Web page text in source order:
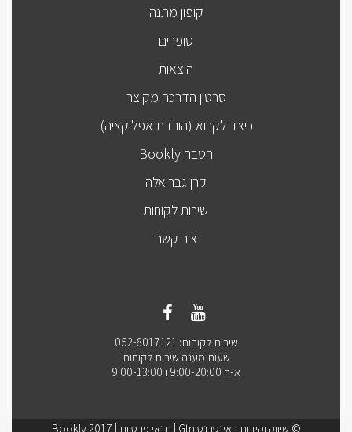
קופון מתנה
סופרים
הוצאות
סרטון הדרכה מקוצר
כיצד לקרוא (הורדת אפליקציה)
הטבה Bookly
קרן גבריאלה
שירות לקוחות
צור קשר
שירות לקוחות: 052-8017121
שעות מענה שירות לקוחות
א-ה 9:00-20:00 ו 9:00-13:00
© שיווק וקידום באינטרנט Gtn | תנאי פרטיות | Bookly 2017